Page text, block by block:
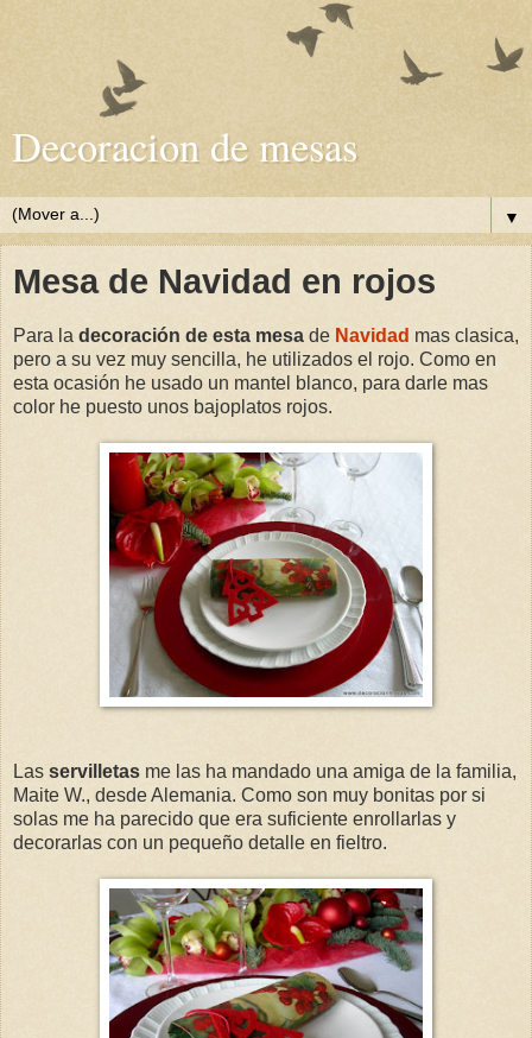
Decoracion de mesas
▼
Mesa de Navidad en rojos
Para la decoración de esta mesa de Navidad mas clasica,
pero a su vez muy sencilla, he utilizados el rojo. Como en
esta ocasión he usado un mantel blanco, para darle mas
color he puesto unos bajoplatos rojos.
Las servilletas me las ha mandado una amiga de la familia,
Maite W., desde Alemania. Como son muy bonitas por si
solas me ha parecido que era suficiente enrollarlas y
decorarlas con un pequeño detalle en fieltro.